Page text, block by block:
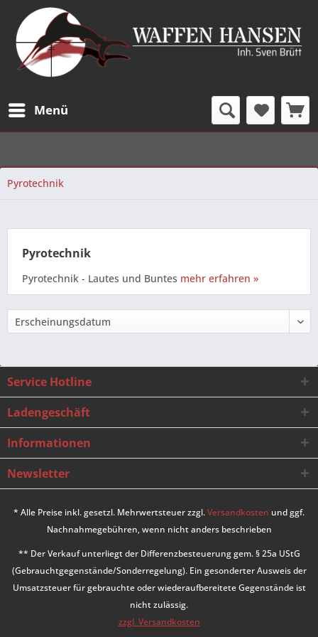
Menü
Pyrotechnik
Pyrotechnik
Pyrotechnik - Lautes und Buntes mehr erfahren »
Service Hotline
Ladengeschäft
Informationen
Newsletter
* Alle Preise inkl. gesetzl. Mehrwertsteuer zzgl.Versandkosten und ggf.
Nachnahmegebühren, wenn nicht anders beschrieben
** Der Verkauf unterliegt der Differenzbesteuerung gem. § 25a UStG
(Gebrauchtgegenstände/Sonderregelung). Ein gesonderter Ausweis der
Umsatzsteuer für gebrauchte oder wiederaufbereitete Gegenstände ist
nicht zulässig.
zzgl. Versandkosten